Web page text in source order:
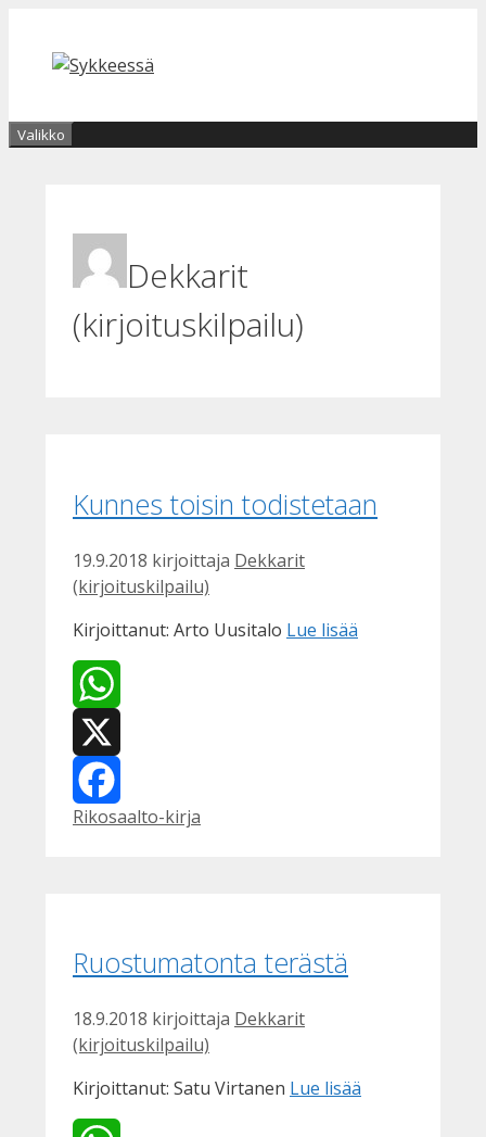
sisältöön
Valikko
Dekkarit
(kirjoituskilpailu)
Kunnes toisin todistetaan
19.9.2018 kirjoittaja Dekkarit
(kirjoituskilpailu)
Kirjoittanut: Arto Uusitalo Lue lisää
WhatsApp
X
Facebook
Kategoriat
Rikosaalto-kirja
Ruostumatonta terästä
18.9.2018 kirjoittaja Dekkarit
(kirjoituskilpailu)
Kirjoittanut: Satu Virtanen Lue lisää